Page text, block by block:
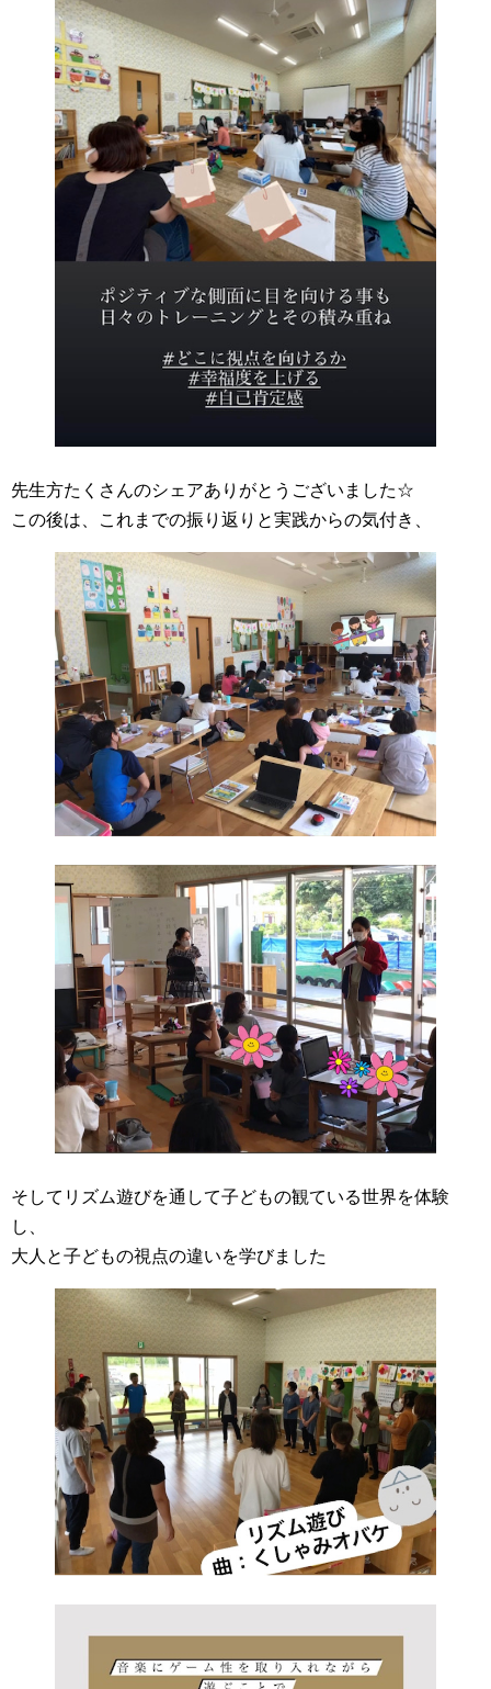
先生方たくさんのシェアありがとうございました☆
この後は、これまでの振り返りと実践からの気付き、
そしてリズム遊びを通して子どもの観ている世界を体験
し、
大人と子どもの視点の違いを学びました